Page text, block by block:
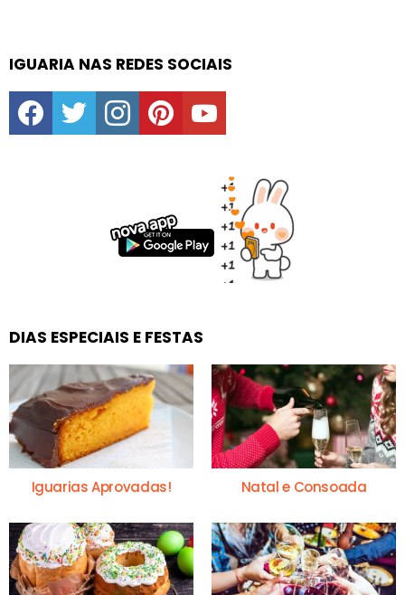
IGUARIA NAS REDES SOCIAIS
facebooktwitter instagrampinterestyoutube
DIAS ESPECIAIS E FESTAS
Iguarias Aprovadas! Natal e Consoada